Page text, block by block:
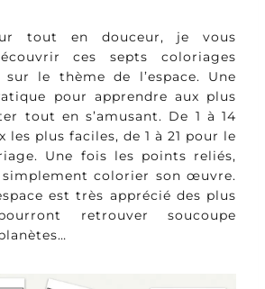
tout en douceur, je vous
ces septs coloriages
le thème de l’espace. Une
pour apprendre aux plus
tout en s’amusant. De 1 à 14
les plus faciles, de 1 à 21 pour le
Une fois les points reliés,
simplement colorier son œuvre.
est très apprécié des plus
retrouver soucoupe